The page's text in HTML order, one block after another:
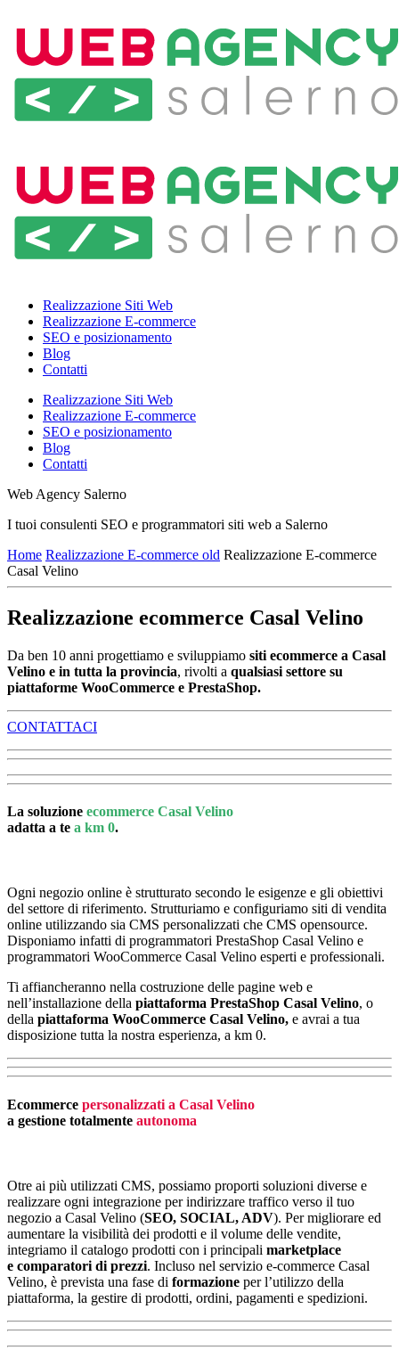
Realizzazione Siti Web
Realizzazione E-commerce
SEO e posizionamento
Blog
Contatti
Realizzazione Siti Web
Realizzazione E-commerce
SEO e posizionamento
Blog
Contatti
Web Agency Salerno
I tuoi consulenti SEO e programmatori siti web a Salerno
Home Realizzazione E-commerce old Realizzazione E-commerce
Casal Velino
Realizzazione ecommerce Casal Velino
Da ben 10 anni progettiamo e sviluppiamo siti ecommerce a Casal
Velino e in tutta la provincia, rivolti a qualsiasi settore su
piattaforme WooCommerce e PrestaShop.
CONTATTACI
La soluzione ecommerce Casal Velino
adatta a te a km 0.
Ogni negozio online è strutturato secondo le esigenze e gli obiettivi
del settore di riferimento. Strutturiamo e configuriamo siti di vendita
online utilizzando sia CMS personalizzati che CMS opensource.
Disponiamo infatti di programmatori PrestaShop Casal Velino e
programmatori WooCommerce Casal Velino esperti e professionali.
Ti affiancheranno nella costruzione delle pagine web e
nell’installazione della piattaforma PrestaShop Casal Velino, o
della piattaforma WooCommerce Casal Velino, e avrai a tua
disposizione tutta la nostra esperienza, a km 0.
Ecommerce personalizzati a Casal Velino
a gestione totalmente autonoma
Otre ai più utilizzati CMS, possiamo proporti soluzioni diverse e
realizzare ogni integrazione per indirizzare traffico verso il tuo
negozio a Casal Velino (SEO, SOCIAL, ADV). Per migliorare ed
aumentare la visibilità dei prodotti e il volume delle vendite,
integriamo il catalogo prodotti con i principali marketplace
e comparatori di prezzi. Incluso nel servizio e-commerce Casal
Velino, è prevista una fase di formazione per l’utilizzo della
piattaforma, la gestire di prodotti, ordini, pagamenti e spedizioni.